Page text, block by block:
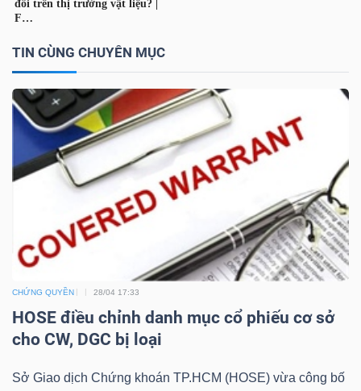
TIN CÙNG CHUYÊN MỤC
CHỨNG QUYỀN 28/04 17:33
HOSE điều chỉnh danh mục cổ phiếu cơ sở
cho CW, DGC bị loại
Sở Giao dịch Chứng khoán TP.HCM (HOSE) vừa công bố
CÁ
PHÂN
TÍCH
VIETSTOCKFINANCE
VĨ
MÔ
NGÀNH